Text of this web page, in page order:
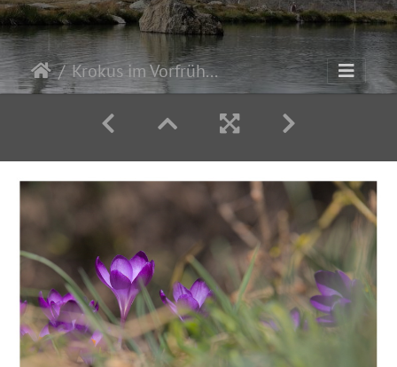
Krokus im Vorfrühling